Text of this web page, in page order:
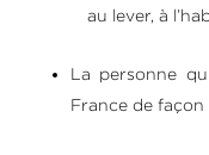
au lever, à
La personne
France de façon